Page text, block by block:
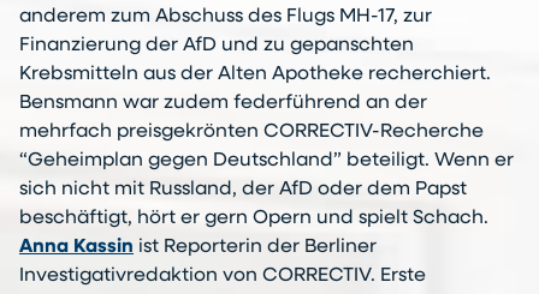
anderem zum Abschuss des Flugs MH-17, zur
Finanzierung der AfD und zu gepanschten
Krebsmitteln aus der Alten Apotheke recherchiert.
Bensmann war zudem federführend an der
mehrfach preisgekrönten CORRECTIV-Recherche
“Geheimplan gegen Deutschland” beteiligt. Wenn er
sich nicht mit Russland, der AfD oder dem Papst
beschäftigt, hört er gern Opern und spielt Schach.
Anna Kassin ist Reporterin der Berliner
Investigativredaktion von CORRECTIV. Erste